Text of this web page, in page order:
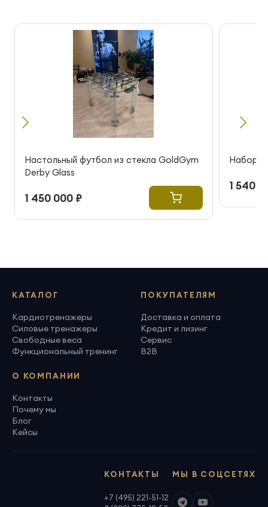
Настольный футбол из стекла GoldGym
Derby Glass
1 450 000 ₽
Набор
1 540
КАТАЛОГ
Кардиотренажеры
Силовые тренажеры
Свободные веса
Функциональный тренинг
ПОКУПАТЕЛЯМ
Доставка и оплата
Кредит и лизинг
Сервис
B2B
О КОМПАНИИ
Контакты
Почему мы
Блог
Кейсы
МЫ В СОЦСЕТЯХ
КОНТАКТЫ
+7 (495) 221-51-12